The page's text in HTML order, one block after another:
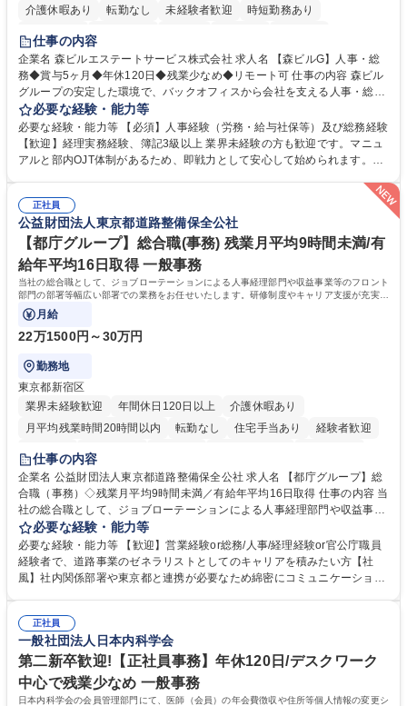
介護休暇あり 転勤なし 未経験者歓迎
時短勤務あり
経験者歓迎
完全週休2日制
交通費支給 長期歓迎 駅近5分以内 土日祝休み
仕事の内容
企業名 森ビルエステートサービス株式会社 求人名 【森ビルG】人事・総
務◆賞与5ヶ月◆年休120日◆残業少なめ◆リモート可 仕事の内容 森ビル
グループの安定した環境で、バックオフィスから会社を支える人事・総務
をお任せします。 労務と総務の業務をバランスよく担当し、ゆくゆくは制
度改定などのコア業務にも挑戦できる、やりがいある環境です。 ■勤怠管
理、給与計算、社会保険手続き、年末調整等の労務管理全般 ■入退社手続
き、社内規定の改定や人事制度改定などのコア業務 ■社内イベントの企画
は部内のOJTを中心に、あなたの経験に合わせて不足している部分はいつ
でも質問・相談できる環境が整っているため、安心して成長できます。 募
集職種 【森ビルG】人事・総務◆賞与5ヶ月◆年休120日◆残業少なめ◆
リモート可
必要な経験・能力等
必要な経験・能力等 【必須】人事経験（労務・給与社保等）及び総務経験
【歓迎】経理実務経験、簿記3級以上 業界未経験の方も歓迎です。マニュ
アルと部内OJT体制があるため、即戦力として安心して始められます。
ます。定型業務に留まらず、社内規定や人事制度の改定など会社のコア業
務に挑戦できるため、自身の成長と組織への貢献度をダイレクトに実感で
きます。 残業少なめ、週1日リモート可など、ワークライフバランスを保
ち長期活躍できる環境です。 「これまでの幅広い経験を活かし、長期的な
キャリアを築きたい」という前向きな意欲と挑戦を全力で応援します。 学
歴・資格 学歴：大学院 大学 高専 短大 専修学校 高校 語学力： 資格：日商
簿記検定1級 日商簿記検定2級 日商簿記検定3級
正社員
公益財団法人東京都道路整備保全公社
【都庁グループ】総合職(事務) 残業月平均9時間未満/有
給年平均16日取得 一般事務
当社の総合職として、ジョブローテーションによる人事経理部門や収益事業等のフロント
部門の部署等幅広い部署での業務をお任せいたします。研修制度やキャリア支援が充実し
ております！ ※下記業務詳細
月給
22万1500円～30万円
勤務地
東京都新宿区
業界未経験歓迎
年間休日120日以上
介護休暇あり
月平均残業時間20時間以内
転勤なし 住宅手当あり
経験者歓迎
研修あり
退職金あり
駅近5分以内
資格取得手当あり 食事補助あり
仕事の内容
企業名 公益財団法人東京都道路整備保全公社 求人名 【都庁グループ】総
合職（事務）◇残業月平均9時間未満／有給年平均16日取得 仕事の内容 当
社の総合職として、ジョブローテーションによる人事経理部門や収益事業
等のフロント部門の部署等幅広い部署での業務をお任せいたします。研修
制度やキャリア支援が充実しております！ ※下記業務詳細 【業務詳細】■
管理部門：広報、人事、経理など当公社の運営に係る管理業務 ■収益部
門：駐車場の新規開拓、管理運営、新宿駅西口広場の「イベントコーナ
道路施設や道路工事現場の見学ツアー事業 ※入社後は上記いずれかの部門
へ配属。※業務内容変更の範囲：会社の定める業務 募集職種 【都庁グル
ープ】総合職（事務）◇残業月平均9時間未満／有給年平均16日取得
必要な経験・能力等
必要な経験・能力等 【歓迎】営業経験or総務/人事/経理経験or官公庁職員
経験者で、道路事業のゼネラリストとしてのキャリアを積みたい方【社
風】社内関係部署や東京都と連携が必要なため綿密にコミュニケーション
部門など多岐に渡る業務を経験できます。 ■様々なプロジェクト：駐車場
事業の他、新宿駅西口広場内に設置された照明を兼ねた広告「ブライトサ
イン」の管理運営を行うなど、事業収益を生み出す活動を積極的に行って
います。 学歴・資格 学歴：大学院 大学 高専 短大 専修学校 高校 語学力：
資格：
正社員
一般社団法人日本内科学会
第二新卒歓迎!【正社員事務】年休120日/デスクワーク
中心で残業少なめ 一般事務
日本内科学会の会員管理部門にて、医師（会員）の年会費徴収や住所等個人情報の変更シ